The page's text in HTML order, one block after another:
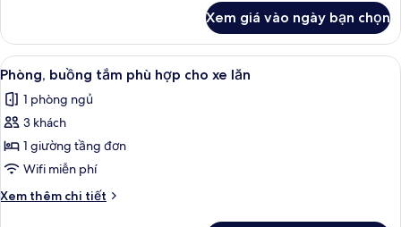
trợ
người
khiếm
thính
Phòng,
trang
thiết
hỗ
trợ
khiếm
thính
Xem giá vào ngày bạn chọn
Xem
tất
cả
ảnh
Phòng,
buồng
tắm
phù
Bộ trải giường bằng vải cotton Ai
7
Phòng, buồng tắm phù hợp cho xe lăn
1 phòng ngủ
3 khách
1 giường tầng đơn
Wifi miễn phí
Xem thêm chi tiết
Chi